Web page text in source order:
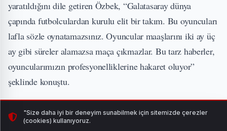
yaratıldığını dile getiren Özbek, “Galatasaray dünya
çapında futbolculardan kurulu elit bir takım. Bu oyuncuları
lafla sözle oynatamazsınız. Oyuncular maaşlarını iki ay üç
ay gibi süreler alamazsa maça çıkmazlar. Bu tarz haberler,
oyuncularımızın profesyonelliklerine hakaret oluyor”
şeklinde konuştu.
"Size daha iyi bir deneyim sunabilmek için sitemizde çerezler
(cookies) kullanıyoruz.